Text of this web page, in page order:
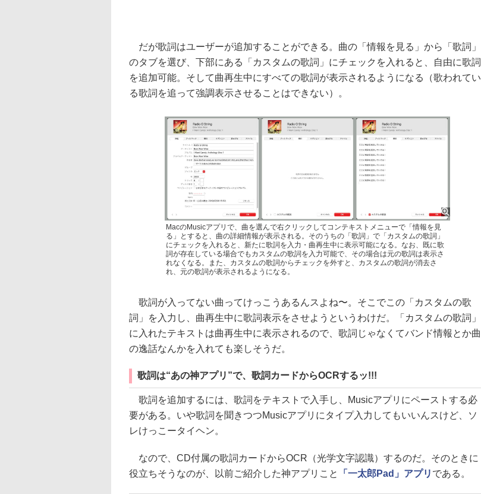
だが歌詞はユーザーが追加することができる。曲の「情報を見る」から「歌詞」
のタブを選び、下部にある「カスタムの歌詞」にチェックを入れると、自由に歌詞
を追加可能。そして曲再生中にすべての歌詞が表示されるようになる（歌われてい
る歌詞を追って強調表示させることはできない）。
MacのMusicアプリで、曲を選んで右クリックしてコンテキストメニューで「情報を見
る」とすると、曲の詳細情報が表示される。そのうちの「歌詞」で「カスタムの歌詞」
にチェックを入れると、新たに歌詞を入力・曲再生中に表示可能になる。なお、既に歌
詞が存在している場合でもカスタムの歌詞を入力可能で、その場合は元の歌詞は表示さ
れなくなる。また、カスタムの歌詞からチェックを外すと、カスタムの歌詞が消去さ
れ、元の歌詞が表示されるようになる。
歌詞が入ってない曲ってけっこうあるんスよね〜。そこでこの「カスタムの歌
詞」を入力し、曲再生中に歌詞表示をさせようというわけだ。「カスタムの歌詞」
に入れたテキストは曲再生中に表示されるので、歌詞じゃなくてバンド情報とか曲
の逸話なんかを入れても楽しそうだ。
歌詞は“あの神アプリ”で、歌詞カードからOCRするッ!!!
歌詞を追加するには、歌詞をテキストで入手し、Musicアプリにペーストする必
要がある。いや歌詞を聞きつつMusicアプリにタイプ入力してもいいんスけど、ソ
レけっこータイヘン。
なので、CD付属の歌詞カードからOCR（光学文字認識）するのだ。そのときに
役立ちそうなのが、以前ご紹介した神アプリこと
「一太郎Pad」アプリ である。